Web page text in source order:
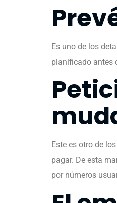
Es uno de los
planificado antes
Este es otro de
pagar. De esta
por números